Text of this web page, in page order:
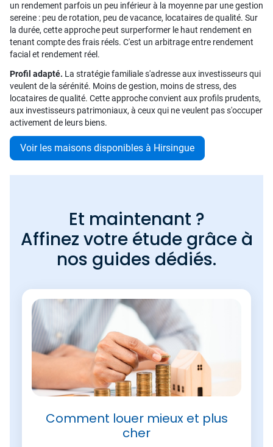
un rendement parfois un peu inférieur à la moyenne par une gestion
sereine : peu de rotation, peu de vacance, locataires de qualité. Sur
la durée, cette approche peut surperformer le haut rendement en
tenant compte des frais réels. C'est un arbitrage entre rendement
facial et rendement réel.
Profil adapté. La stratégie familiale s'adresse aux investisseurs qui
veulent de la sérénité. Moins de gestion, moins de stress, des
locataires de qualité. Cette approche convient aux profils prudents,
aux investisseurs patrimoniaux, à ceux qui ne veulent pas s'occuper
activement de leurs biens.
Voir les maisons disponibles à Hirsingue
Et maintenant ?
Affinez votre étude grâce à
nos guides dédiés.
Comment louer mieux et plus
cher